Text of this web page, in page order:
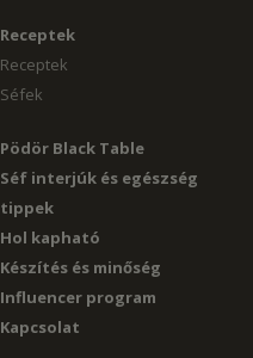
Receptek
Receptek
Séfek
Pödör Black Table
Séf interjúk és egészség
tippek
Hol kapható
Készítés és minőség
Influencer program
Kapcsolat